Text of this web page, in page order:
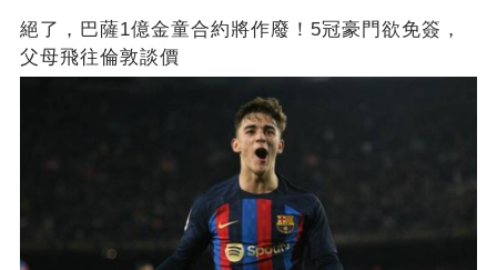
絕了，巴薩1億金童合約將作廢！5冠豪門欲免簽，
父母飛往倫敦談價